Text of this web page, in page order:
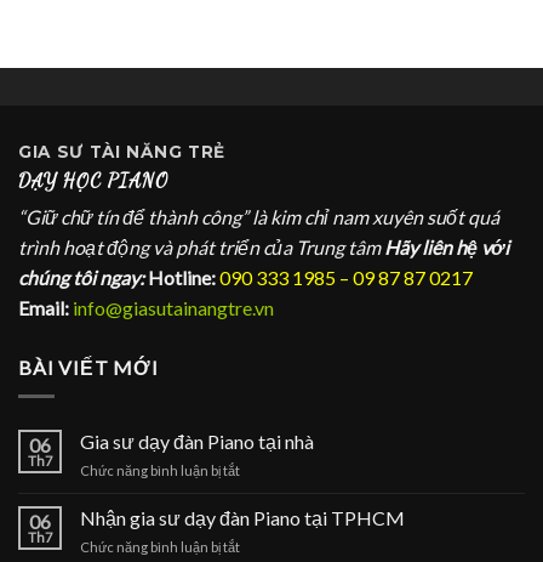
GIA SƯ TÀI NĂNG TRẺ
DẠY HỌC PIANO
“Giữ chữ tín để thành công” là kim chỉ nam xuyên suốt quá
trình hoạt động và phát triển của Trung tâm Hãy liên hệ với
chúng tôi ngay: Hotline:090 333 1985 – 09 87 87 0217
Email: info@giasutainangtre.vn
BÀI VIẾT MỚI
06
Th7
Gia sư dạy đàn Piano tại nhà
Chức năng bình luận bị tắtở
đàn
06
Th7
Nhận gia sư dạy đàn Piano tại TPHCM
Chức năng bình luận bị tắtở